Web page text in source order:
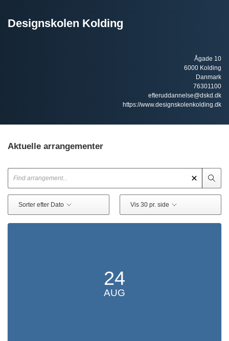
Designskolen Kolding
Ågade 10
6000 Kolding
Danmark
76301100
efteruddannelse@dskd.dk
https://www.designskolenkolding.dk
Aktuelle arrangementer
Sorter efter Dato Vis 30 pr. side
24
AUG